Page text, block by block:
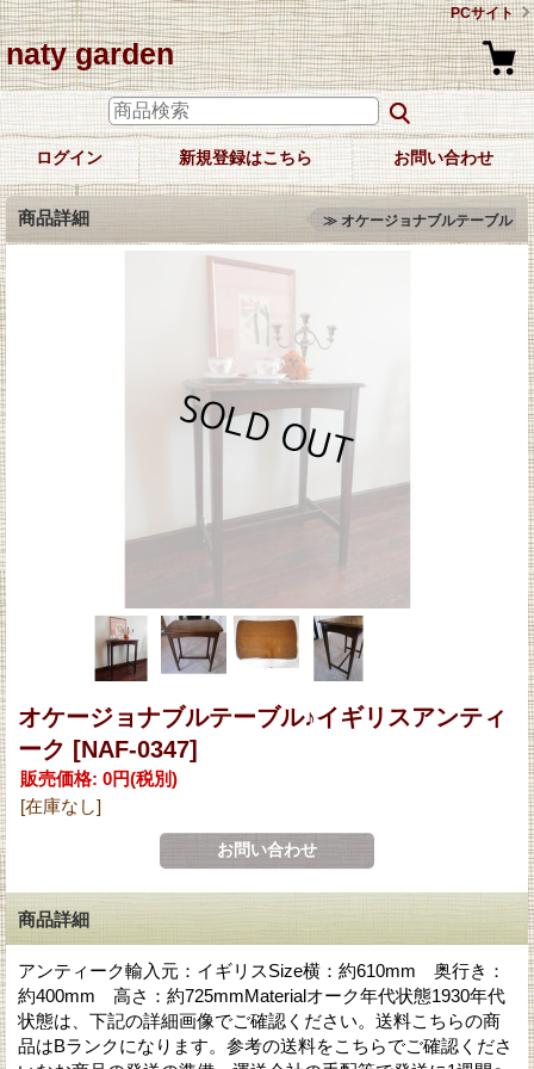
PCサイト
naty garden
ログイン 新規登録はこちら お問い合わせ
商品詳細 ≫ オケージョナブルテーブル
オケージョナブルテーブル♪イギリスアンティ
ーク [NAF-0347]
販売価格: 0円(税別)
[在庫なし]
商品詳細
アンティーク輸入元：イギリスSize横：約610mm 奥行き：
約400mm 高さ：約725mmMaterialオーク年代状態1930年代
状態は、下記の詳細画像でご確認ください。送料こちらの商
品はBランクになります。参考の送料をこちらでご確認くださ